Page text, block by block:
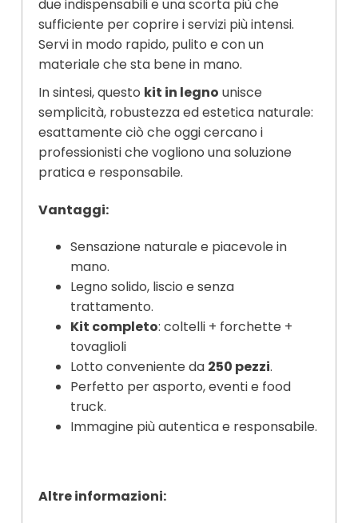
due indispensabili e una scorta più che
sufficiente per coprire i servizi più intensi.
Servi in modo rapido, pulito e con un
materiale che sta bene in mano.
In sintesi, questo kit in legno unisce
semplicità, robustezza ed estetica naturale:
esattamente ciò che oggi cercano i
professionisti che vogliono una soluzione
pratica e responsabile.
Vantaggi:
Sensazione naturale e piacevole in
mano.
Legno solido, liscio e senza
trattamento.
Kit completo: coltelli + forchette +
tovaglioli
Lotto conveniente da 250 pezzi.
Perfetto per asporto, eventi e food
truck.
Immagine più autentica e responsabile.
Altre informazioni: